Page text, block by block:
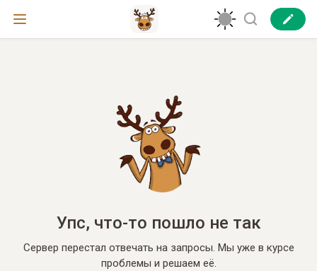
Упс, что-то пошло не так
Сервер перестал отвечать на запросы. Мы уже в курсе
проблемы и решаем её.